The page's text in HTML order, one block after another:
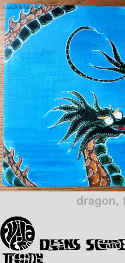
< back to tableaux
dragon,